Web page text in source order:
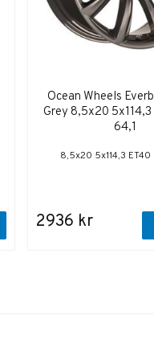
Ocean Wheels
Grey 8,5x20 5x114,3
64,1
8,5x20 5x114,3 ET40
2936 kr